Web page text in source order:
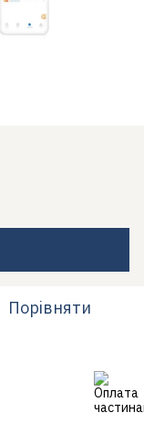
Порівняти